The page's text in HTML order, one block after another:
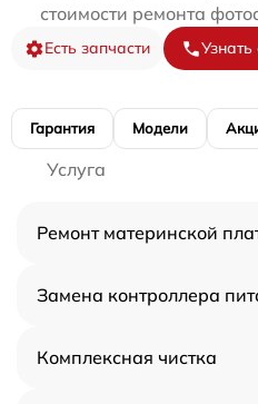
стоимости ремонта
Есть запчасти Узнать
Гарантия Модели
Услуга
Ремонт материнской
Замена контроллера
Комплексная чистка